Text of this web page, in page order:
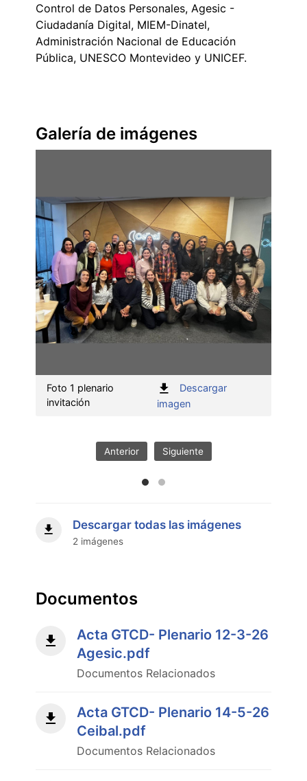
Control de Datos Personales, Agesic -
Ciudadanía Digital, MIEM-Dinatel,
Administración Nacional de Educación
Pública, UNESCO Montevideo y UNICEF.
Galería de imágenes
Foto 1 plenario
invitación
Descargar
imagen:
plenario
invitación"
Anterior Siguiente
Descargar todas las imágenes
2 imágenes
Documentos
Acta GTCD- Plenario 12-3-26
Agesic.pdf
Documentos Relacionados
Acta GTCD- Plenario 14-5-26
Ceibal.pdf
Documentos Relacionados